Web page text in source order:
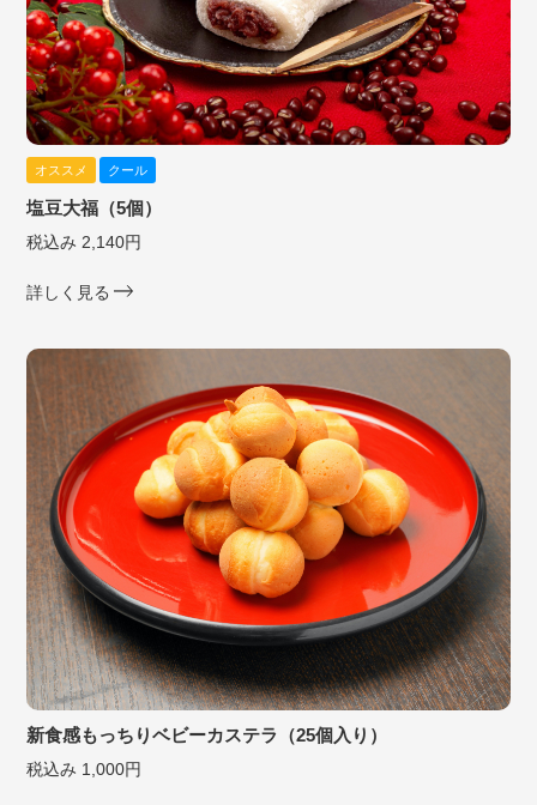
オススメ クール
塩豆大福（5個）
税込み 2,140円
詳しく見る
新食感もっちりベビーカステラ（25個入り）
税込み 1,000円